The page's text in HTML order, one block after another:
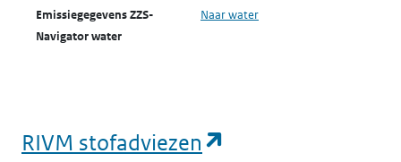
Emissiegegevens ZZS-
Navigator water
Naar water
RIVM stofadviezen